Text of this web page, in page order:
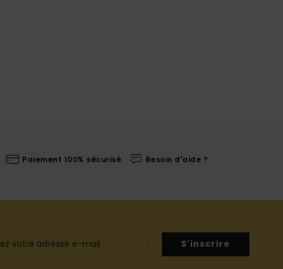
Paiement 100% sécurisé Besoin d'aide ?
S'inscrire